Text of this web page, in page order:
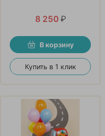
8 250 ₽
В корзину
Купить в 1 клик